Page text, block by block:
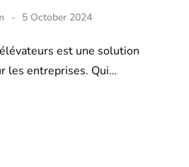
5 October 2024
est une solution
les entreprises. Qui…